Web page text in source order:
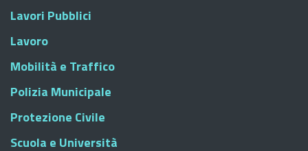
Lavori Pubblici
Lavoro
Mobilità e Traffico
Polizia Municipale
Protezione Civile
Scuola e Università